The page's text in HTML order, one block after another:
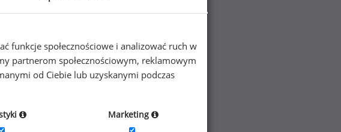
%
Mężczyźni
funkcje społecznościowe i analizować ruch w
partnerom społecznościowym, reklamowym
od Ciebie lub uzyskanymi podczas
Marketing